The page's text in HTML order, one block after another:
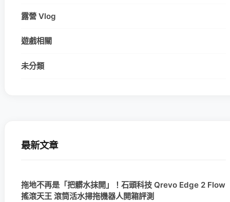
露營 Vlog
遊戲相關
未分類
最新文章
拖地不再是「把髒水抹開」！石頭科技 Qrevo Edge 2 Flow
搖滾天王 滾筒活水掃拖機器人開箱評測